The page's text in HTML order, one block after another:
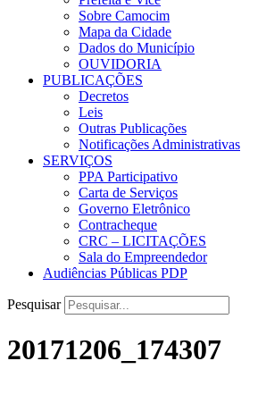
Sobre Camocim
Mapa da Cidade
Dados do Município
OUVIDORIA
PUBLICAÇÕES
Decretos
Leis
Outras Publicações
Notificações Administrativas
SERVIÇOS
PPA Participativo
Carta de Serviços
Governo Eletrônico
Contracheque
CRC – LICITAÇÕES
Sala do Empreendedor
Audiências Públicas PDP
Pesquisar
20171206_174307